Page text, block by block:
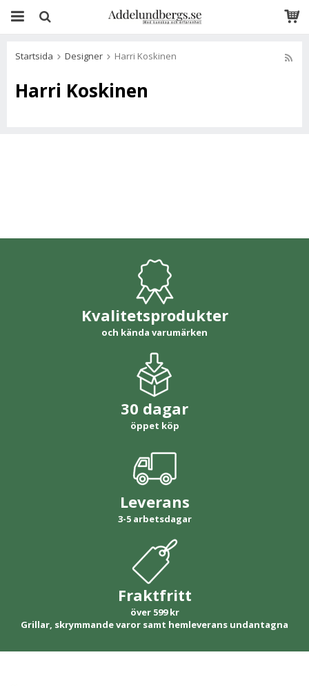
Startsida Designer Harri Koskinen
Harri Koskinen
Kvalitetsprodukter
och kända varumärken
30 dagar
öppet köp
Leverans
3-5 arbetsdagar
Fraktfritt
över 599 kr
Grillar, skrymmande varor samt hemleverans undantagna